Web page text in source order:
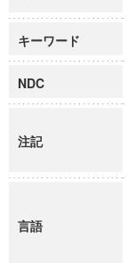
キーワード
NDC
注記
言語